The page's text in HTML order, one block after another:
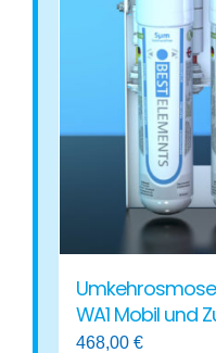
WA1 Mobil und
468,00€